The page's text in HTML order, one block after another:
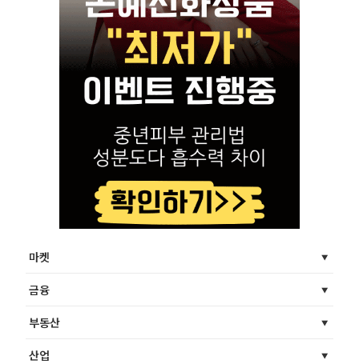
마켓
금융
부동산
산업